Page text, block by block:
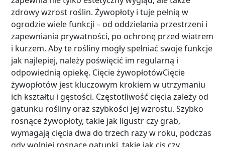
zdrowy wzrost roślin. Żywopłoty i tuje pełnią w
ogrodzie wiele funkcji – od oddzielania przestrzeni i
zapewniania prywatności, po ochronę przed wiatrem
i kurzem. Aby te rośliny mogły spełniać swoje funkcje
jak najlepiej, należy poświęcić im regularną i
odpowiednią opiekę. Cięcie żywopłotówCięcie
żywopłotów jest kluczowym krokiem w utrzymaniu
ich kształtu i gęstości. Częstotliwość cięcia zależy od
gatunku rośliny oraz szybkości jej wzrostu. Szybko
rosnące żywopłoty, takie jak ligustr czy grab,
wymagają cięcia dwa do trzech razy w roku, podczas
gdy wolniej rosnące gatunki, takie jak cis czy